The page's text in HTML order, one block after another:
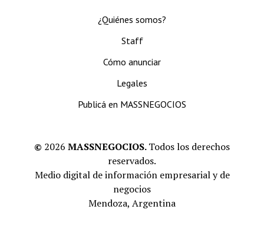
¿Quiénes somos?
Staff
Cómo anunciar
Legales
Publicá en MASSNEGOCIOS
© 2026 MASSNEGOCIOS.Todos los derechos
reservados.
Medio digital de información empresarial y de
negocios
Mendoza, Argentina